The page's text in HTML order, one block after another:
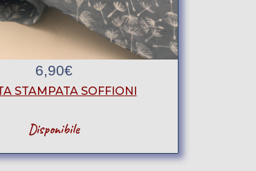
6,90€
STAMPATA SOFFIONI
Disponibile